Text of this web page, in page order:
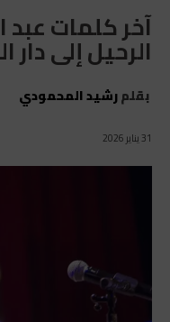
آخر كلمات عبد
الرحيل إلى دار
بقلمرشيد المحمودي
31 يناير 2026